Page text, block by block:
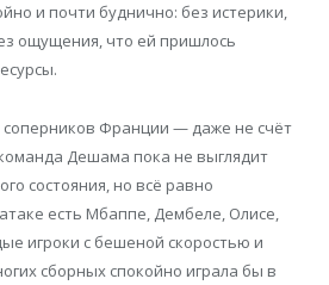
и почти буднично: без истерики,
ощущения, что ей пришлось
соперников Франции — даже не счёт
Дешама пока не выглядит
состояния, но всё равно
есть Мбаппе, Дембеле, Олисе,
игроки с бешеной скоростью и
сборных спокойно играла бы в